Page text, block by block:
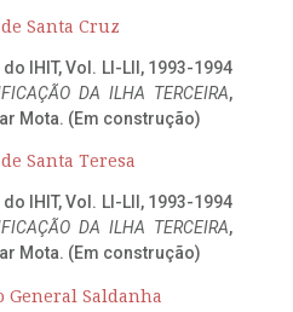
Santa Cruz
IHIT, Vol. LI-LII, 1993-1994
DA ILHA TERCEIRA,
Mota. (Em construção)
Santa Teresa
IHIT, Vol. LI-LII, 1993-1994
DA ILHA TERCEIRA,
Mota. (Em construção)
General Saldanha